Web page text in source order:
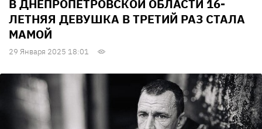
В ДНЕПРОПЕТРОВСКОЙ ОБЛАСТИ 16-
ЛЕТНЯЯ ДЕВУШКА В ТРЕТИЙ РАЗ СТАЛА
МАМОЙ
29 Января 2025 18:01